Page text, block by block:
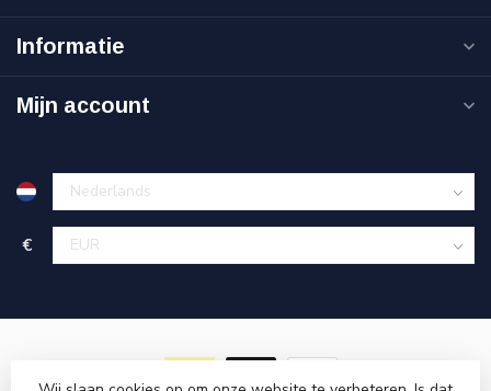
Informatie
Mijn account
€